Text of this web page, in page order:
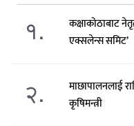
१.
कक्षाकोठाबाट
एक्सलेन्स समिट’
२.
माछापालनलाई
कृषिमन्त्री